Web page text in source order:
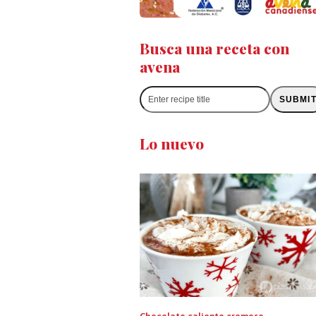
Busca una receta con
avena
Enter
recipe
SUBMIT
Lo nuevo